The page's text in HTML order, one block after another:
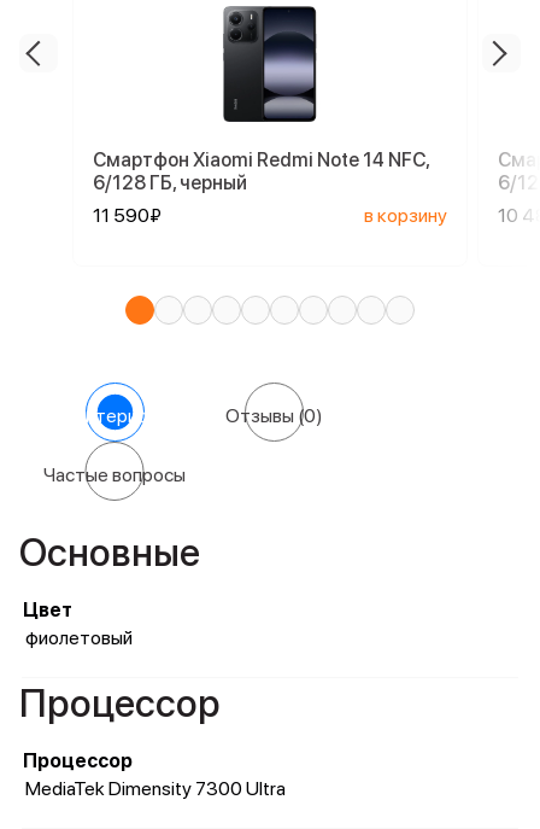
Смартфон Xiaomi Redmi Note 14 NFC,
6/128 ГБ, черный
11 590₽
в корзину
6/
10
Характеристики Отзывы (0)
Частые вопросы
Основные
Цвет
фиолетовый
Процессор
Процессор
MediaTek Dimensity 7300 Ultra